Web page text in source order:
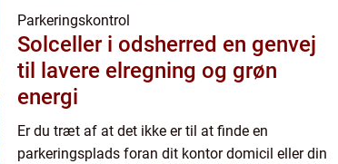
Parkeringskontrol
Solceller i odsherred en genvej
til lavere elregning og grøn
energi
Er du træt af at det ikke er til at finde en
parkeringsplads foran dit kontor domicil eller din